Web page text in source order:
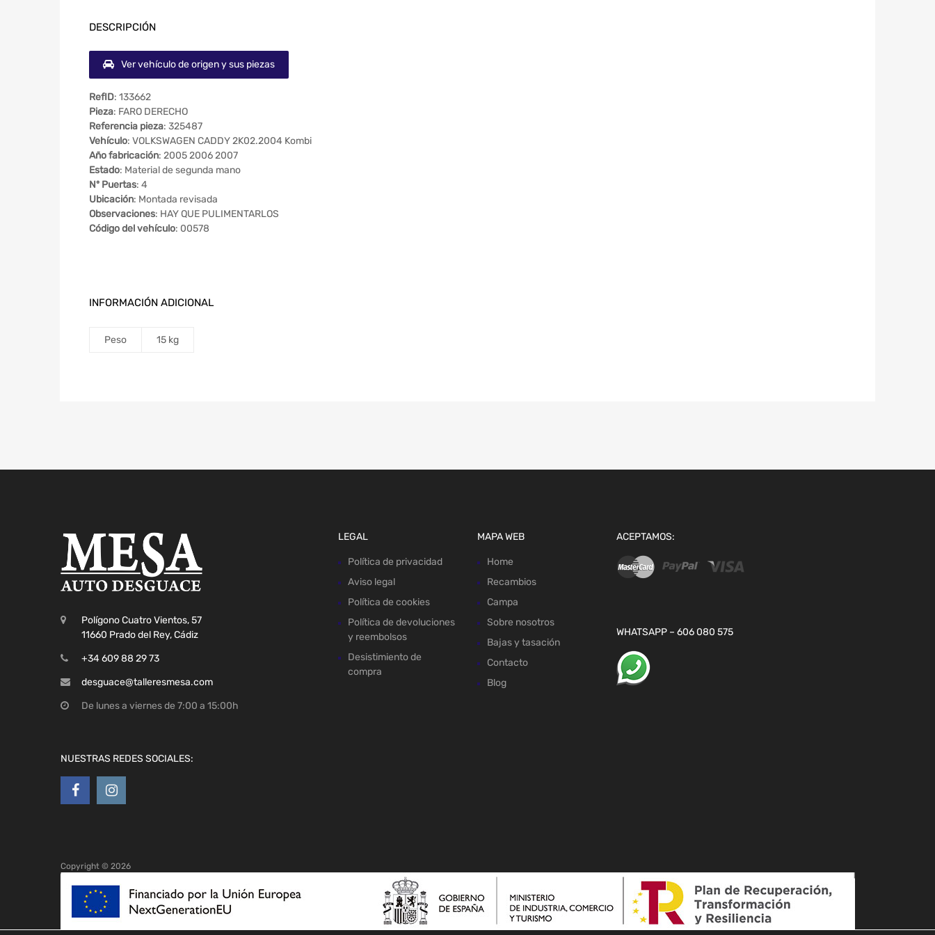
DESCRIPCIÓN
Ver vehículo de origen y sus piezas
RefID: 133662
Pieza: FARO DERECHO
Referencia pieza: 325487
Vehículo: VOLKSWAGEN CADDY 2K02.2004 Kombi
Año fabricación: 2005 2006 2007
Estado: Material de segunda mano
Nº Puertas: 4
Ubicación: Montada revisada
Observaciones: HAY QUE PULIMENTARLOS
Código del vehículo: 00578
INFORMACIÓN ADICIONAL
Peso 15 kg
Polígono Cuatro Vientos, 57
11660 Prado del Rey, Cádiz
+34 609 88 29 73
desguace@talleresmesa.com
De lunes a viernes de 7:00 a 15:00h
NUESTRAS REDES SOCIALES:
LEGAL
Política de privacidad
Aviso legal
Política de cookies
Política de devoluciones
y reembolsos
Desistimiento de
compra
MAPA WEB
Home
Recambios
Campa
Sobre nosotros
Bajas y tasación
Contacto
Blog
ACEPTAMOS:
WHATSAPP – 606 080 575
Copyright © 2026